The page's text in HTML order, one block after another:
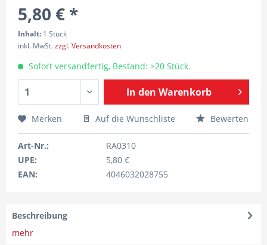
5,80 € *
Inhalt: 1 Stück
inkl. MwSt.zzgl. Versandkosten
Sofort versandfertig, Bestand: >20 Stück.
In den Warenkorb
Merken Auf die Wunschliste Bewerten
Art-Nr.:
RA0310
UPE:
5,80 €
EAN:
4046032028755
Beschreibung
mehr